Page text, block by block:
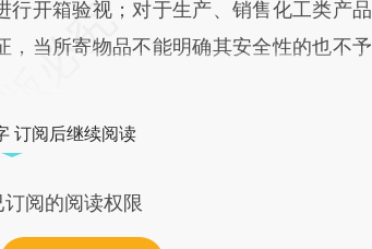
行开箱验视；对于生产、销售化工类产品
当所寄物品不能明确其安全性的也不予
订阅后继续阅读
阅的阅读权限